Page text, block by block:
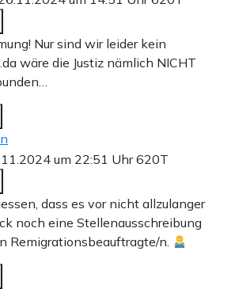
Nur sind wir leider kein
wäre die Justiz nämlich NICHT
um 22:51 Uhr620T
dass es vor nicht allzulanger
noch eine Stellenausschreibung
Remigrationsbeauftragte/n.